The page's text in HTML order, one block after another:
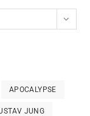
APOCALYPSE
JUNG